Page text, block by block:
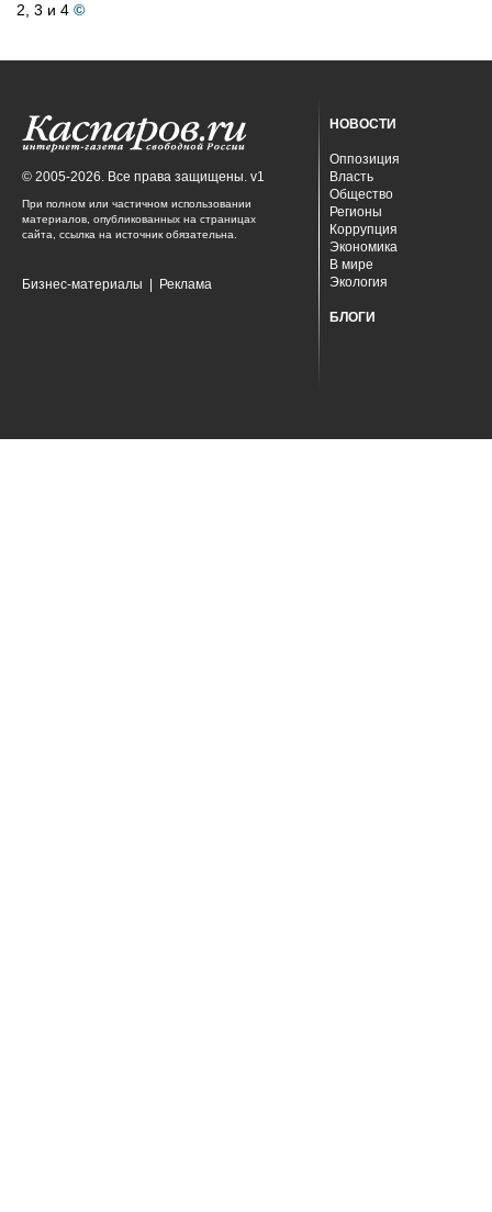
2, 3 и 4 ©
© 2005-2026. Все права защищены. v1
При полном или частичном использовании
материалов, опубликованных на страницах
сайта, ссылка на источник обязательна.
Бизнес-материалы Реклама
НОВОСТИ
Оппозиция
Власть
Общество
Регионы
Коррупция
Экономика
В мире
Экология
БЛОГИ